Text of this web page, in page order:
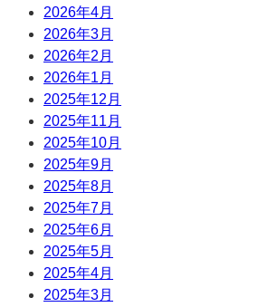
2026年4月
2026年3月
2026年2月
2026年1月
2025年12月
2025年11月
2025年10月
2025年9月
2025年8月
2025年7月
2025年6月
2025年5月
2025年4月
2025年3月